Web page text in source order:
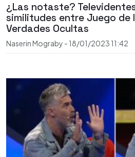
¿Las notaste?
similitudes entre Juego de
Verdades Ocultas
Naserin Mograby - 18/01/2023 11:42